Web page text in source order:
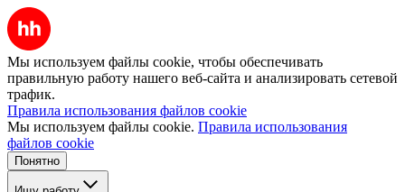
Мы используем файлы cookie, чтобы обеспечивать
правильную работу нашего веб-сайта и анализировать сетевой
трафик.
Правила использования файлов cookie
Мы используем файлы cookie. Правила использования
файлов cookie
Понятно